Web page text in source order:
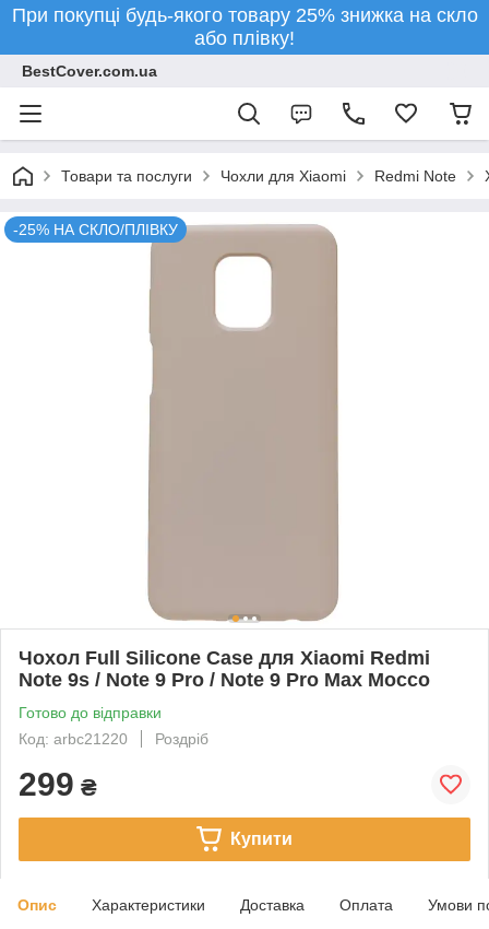
При покупці будь-якого товару 25% знижка на скло
або плівку!
BestCover.com.ua
Товари та послуги Чохли для Xiaomi Redmi Note
-25% НА СКЛО/ПЛІВКУ
Чохол Full Silicone Case для Xiaomi Redmi
Note 9s / Note 9 Pro / Note 9 Pro Max Mocco
Готово до відправки
Код: arbc21220
Роздріб
299 ₴
Купити
Опис Характеристики Доставка Оплата Умови